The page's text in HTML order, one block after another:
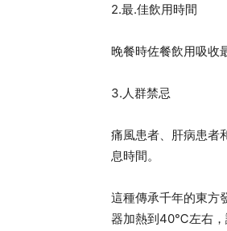
2.最.佳飲用時間
晚餐時佐餐飲用吸收
3.人群禁忌
痛風患者、肝病患者
息時間。
這種傳承千年的東方
器加熱到40℃左右，